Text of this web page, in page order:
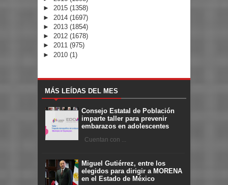
► 2015 (1358)
► 2014 (1697)
► 2013 (1854)
► 2012 (1678)
► 2011 (975)
► 2010 (1)
MÁS LEÍDAS DEL MES
Consejo Estatal de Población
imparte taller para prevenir
embarazos en adolescentes
Cuentan con ...
Miguel Gutiérrez, entre los
elegidos para dirigir a MORENA
en el Estado de México